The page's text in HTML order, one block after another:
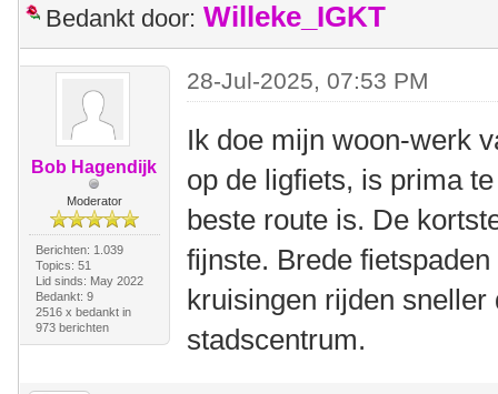
Bedankt door: Willeke_IGKT
Bob Hagendijk
Moderator
Berichten: 1.039
Topics: 51
Lid sinds: May 2022
Bedankt: 9
2516 x bedankt in
973 berichten
28-Jul-2025, 07:53 PM
Ik doe mijn woon-werk
op de ligfiets, is prima
beste route is. De
fijnste. Brede
kruisingen rijden
stadscentrum.